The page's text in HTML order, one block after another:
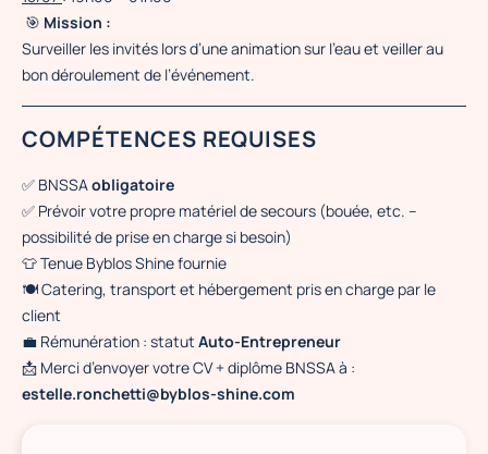
🎯 Mission :
Surveiller les invités lors d’une animation sur l’eau et veiller au
bon déroulement de l’événement.
COMPÉTENCES REQUISES
✅ BNSSAobligatoire
✅ Prévoir votre propre matériel de secours (bouée, etc. –
possibilité de prise en charge si besoin)
👕 Tenue Byblos Shine fournie
🍽️ Catering, transport et hébergement pris en charge par le
client
💼 Rémunération : statut Auto-Entrepreneur
📩 Merci d’envoyer votre CV + diplôme BNSSA à :
estelle.ronchetti@byblos-shine.com